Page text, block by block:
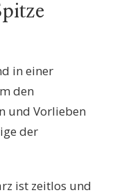
in einer
den
und Vorlieben
der
ist zeitlos und